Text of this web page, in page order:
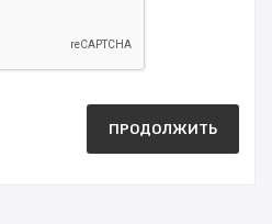
ПРОДОЛЖИТЬ